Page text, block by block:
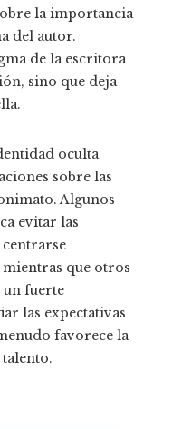
la importancia
del autor.
de la escritora
sino que deja
oculta
sobre las
Algunos
evitar las
mientras que otros
un fuerte
las expectativas
favorece la